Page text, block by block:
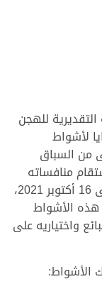
للهجن
لأشواط
من السباق
2021 / 2022 الذي ستقام منافساته
للمرحلتين في الفترة من 6 أكتوبر 2021 حتى 16 أكتوبر 2021،
الأشواط
واختياريه على
الأشواط: